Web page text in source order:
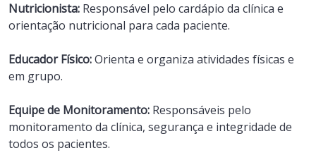
Nutricionista: Responsável pelo cardápio da clínica e
orientação nutricional para cada paciente.
Educador Físico:Orienta e organiza atividades físicas e
em grupo.
Equipe de Monitoramento: Responsáveis pelo
monitoramento da clínica, segurança e integridade de
todos os pacientes.